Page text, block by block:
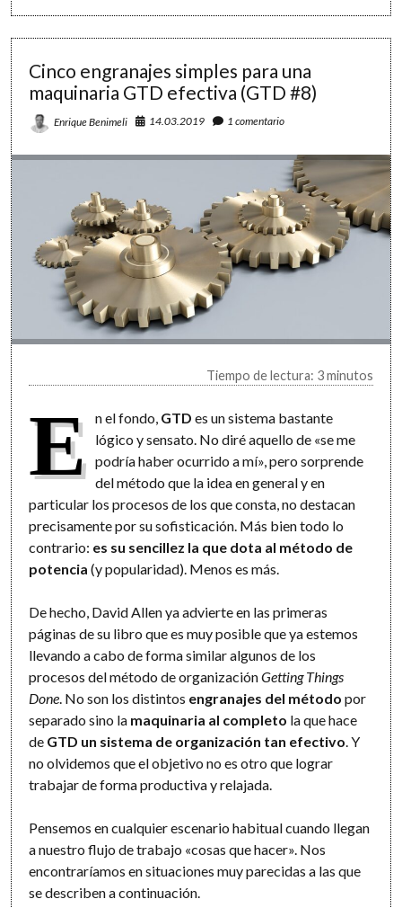
y
Cinco engranajes simples para una
maquinaria GTD efectiva (GTD #8)
Enrique Benimeli 14.03.2019 1 comentario
Tiempo de lectura: 3 minutos
E n el fondo, GTD es un sistema bastante
lógico y sensato. No diré aquello de «se me
podría haber ocurrido a mí», pero sorprende
del método que la idea en general y en
particular los procesos de los que consta, no destacan
precisamente por su sofisticación. Más bien todo lo
contrario: es su sencillez la que dota al método de
potencia (y popularidad). Menos es más.
De hecho, David Allen ya advierte en las primeras
páginas de su libro que es muy posible que ya estemos
llevando a cabo de forma similar algunos de los
procesos del método de organizaciónGetting Things
Done . No son los distintos engranajes del método por
separado sino la maquinaria al completo la que hace
de GTD un sistema de organización tan efectivo . Y
no olvidemos que el objetivo no es otro que lograr
trabajar de forma productiva y relajada.
Pensemos en cualquier escenario habitual cuando llegan
a nuestro flujo de trabajo «cosas que hacer». Nos
encontraríamos en situaciones muy parecidas a las que
se describen a continuación.